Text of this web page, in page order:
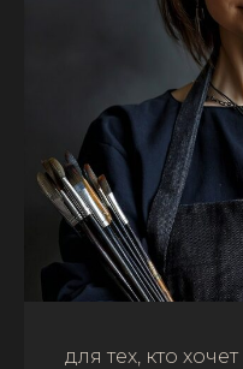
для тех, кто хочет